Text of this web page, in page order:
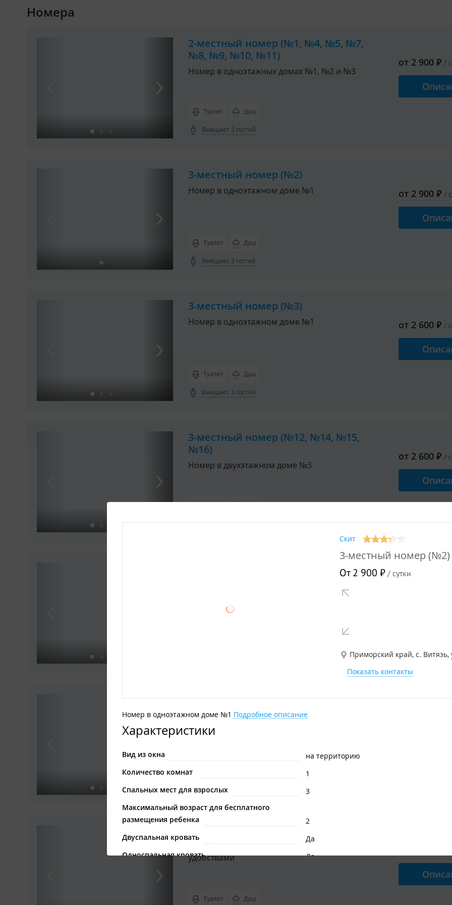
Номера
2-местный номер (№1, №4, №5, №7,
№8, №9, №10, №11)
Номер в одноэтажных домах №1, №2 и №3
Туалет Душ
Вмещает 2 гостей
от 2 900 ₽ /
3-местный номер (№2)
Номер в одноэтажном доме №1
Туалет Душ
Вмещает 3 гостей
от 2 900 ₽ /
3-местный номер (№3)
Номер в одноэтажном доме №1
Туалет Душ
Вмещает 3 гостей
от 2 600 ₽ /
3-местный номер (№12, №14, №15,
№16)
Номер в двухэтажном доме №3
Вмещает 3 гостей
от 2 600 ₽ /
3-местный номер повышенной
2-местный номер (№6)
Номер в одноэтажном доме №2
Комфортный дом на 4 человека со всеми
удобствами
Туалет Душ
Скит
3-местный номер (№2)
От 2 900 ₽/ сутки
Приморский край, с. Витязь,
Показать контакты
Номер в одноэтажном доме №1 Подробное описание
Характеристики
Вид из окна
на территорию
Количество комнат
1
Спальных мест для взрослых
3
Максимальный возраст для бесплатного
размещения ребенка
2
Двуспальная кровать
Да
Односпальная кровать
Да
Детская кроватка